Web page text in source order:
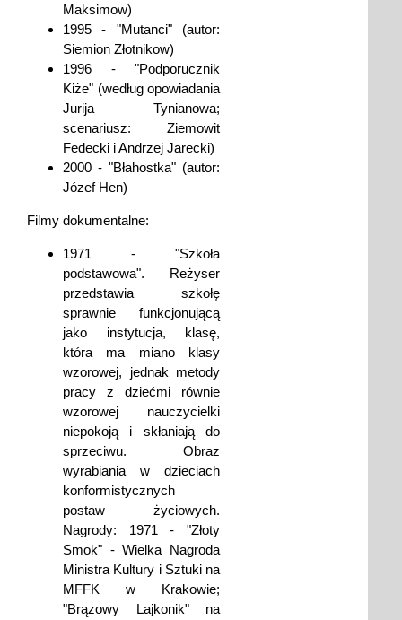
Maksimow)
1995 - "Mutanci" (autor:
Siemion Złotnikow)
1996 - "Podporucznik
Kiże" (według opowiadania
Jurija Tynianowa;
scenariusz: Ziemowit
Fedecki i Andrzej Jarecki)
2000 - "Błahostka" (autor:
Józef Hen)
Filmy dokumentalne:
1971 - "Szkoła
podstawowa". Reżyser
przedstawia szkołę
sprawnie funkcjonującą
jako instytucja, klasę,
która ma miano klasy
wzorowej, jednak metody
pracy z dziećmi równie
wzorowej nauczycielki
niepokoją i skłaniają do
sprzeciwu. Obraz
wyrabiania w dzieciach
konformistycznych
postaw życiowych.
Nagrody: 1971 - "Złoty
Smok" - Wielka Nagroda
Ministra Kultury i Sztuki na
MFFK w Krakowie;
"Brązowy Lajkonik" na